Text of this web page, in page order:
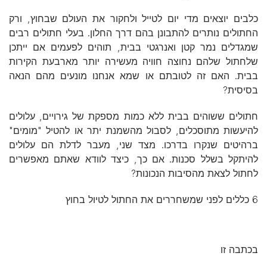
כלבים יוצאים מדי יום לטייל ולחקור את העולם שבחוץ, ורק
החתולים נותרים להתבונן בהם דרך החלון. בעלי חתולים רבים
שמגדלים נמר קטן ואנרגטי בבית, תוהים לפעמים אם ייתכן
שלחתול שלהם נחוצה חוויה מעשירה יותר מארבעת הקירות
בבית. האם זה לטובתם או שמא אנחנו מונעים מהם הנאה
בסיסית?
חתולים ששוהים בבית ללא כמות מספקת של גירויים, עלולים
להיעשות מתוסכלים, לסבול מהשמנת יתר או להטיל "מומים"
ברהיטים שנקרו בדרכו. מצד שני, מעבר לדלת הם עלולים
להיתקל בשלל סכנות. אם כך, כיצד לוודא שאתם מאפשרים
לחתול לצאת מהסיבות הנכונות?
6 כללים לפני שמשחררים את החתול לטיול בחוץ
בכתבה זו